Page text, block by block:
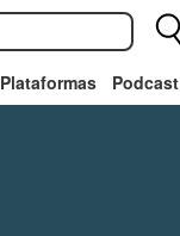
Plataformas Podcast